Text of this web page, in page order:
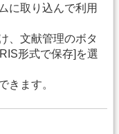
に取り込んで利用
、文献管理のボタ
形式で保存]を選
きます。